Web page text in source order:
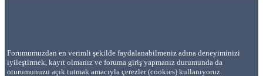
Forumumuzdan en verimli şekilde faydalanabilmeniz adına deneyiminizi
iyileştirmek, kayıt olmanız ve foruma giriş yapmanız durumunda da
oturumunuzu açık tutmak amacıyla çerezler (cookies) kullanıyoruz.